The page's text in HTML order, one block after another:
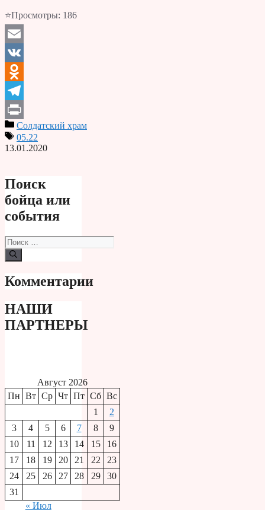
⭐Просмотры: 186
Email
VK
Odnoklassniki
Telegram
PrintСолдатский храм
05.22
13.01.2020
Поиск
бойца или
события
Поиск:
Комментарии
НАШИ
ПАРТНЕРЫ
Август 2026
Пн Вт Ср Чт Пт Сб Вс
1
2
3
4 5 6 7 8
9
10
11 12 13 14 15
16
17
18 19 20 21 22
23
24
25 26 27 28 29
30
31
« Июл